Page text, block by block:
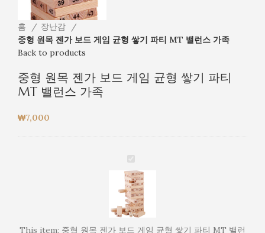
홈
장난감
중형 원목 젠가 보드 게임 균형 쌓기 파티 MT 밸런스 가족
Back to products
중형 원목 젠가 보드 게임 균형 쌓기 파티
MT 밸런스 가족
₩7,000
중
형
원
목
젠
This item: 중형 원목 젠가 보드 게임 균형 쌓기 파티 MT 밸런